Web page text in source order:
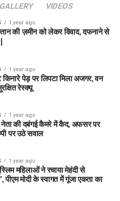
GALLERY VIDEOS
1 year ago
की ज़मीन को लेकर विवाद, दफनाने से
1 year ago
किनारे पेड़ पर लिपटा मिला अजगर, वन
रेस्क्यू
1 year ago
नेता की दबंगई कैमरे में कैद, अफसर पर
पर उठे सवाल
1 year ago
महिलाओं ने रचाया मेहंदी से
पीएम मोदी के स्वागत में गूंजा एकता का